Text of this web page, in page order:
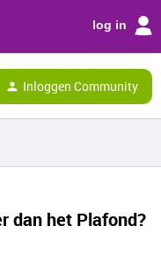
log in
Inloggen Community
dan het Plafond?